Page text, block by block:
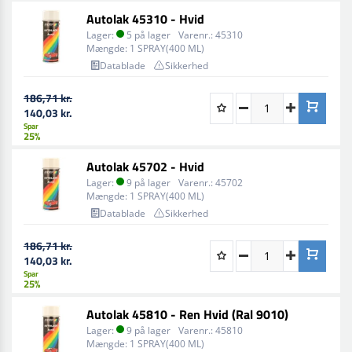
Autolak 45310 - Hvid
Lager: 5 på lager Varenr.: 45310
Mængde: 1 SPRAY(400 ML)
Datablade
Sikkerhed
186,71 kr.
140,03 kr.
Spar
25%
Autolak 45702 - Hvid
Lager: 9 på lager Varenr.: 45702
Mængde: 1 SPRAY(400 ML)
Datablade
Sikkerhed
186,71 kr.
140,03 kr.
Spar
25%
Autolak 45810 - Ren Hvid (Ral 9010)
Lager: 9 på lager Varenr.: 45810
Mængde: 1 SPRAY(400 ML)